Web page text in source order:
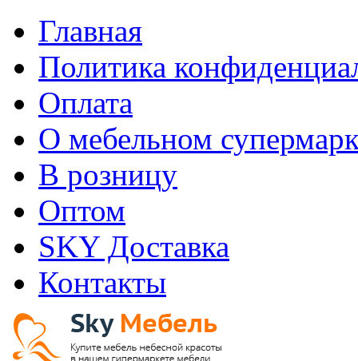
Главная
Политика
Оплата
О мебельном
В розницу
Оптом
SKY Доставка
Контакты